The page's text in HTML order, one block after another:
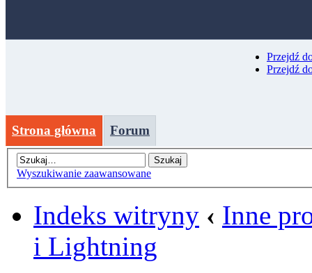
Przejdź
Przejdź
Strona główna Forum
Wyszukiwanie zaawansowane
Indeks witryny ‹ Inne
i Lightning